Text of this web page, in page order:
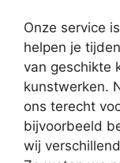
Onze service
helpen je
van geschikte
kunstwerken.
ons terecht
bijvoorbeeld
wij